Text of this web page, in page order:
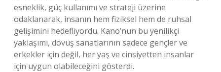
esneklik, güç kullanımı ve strateji üzerine
odaklanarak, insanın hem fiziksel hem de ruhsal
gelişimini hedefliyordu. Kano’nun bu yenilikçi
yaklaşımı, dövüş sanatlarının sadece gençler ve
erkekler için değil, her yaş ve cinsiyetten insanlar
için uygun olabileceğini gösterdi.